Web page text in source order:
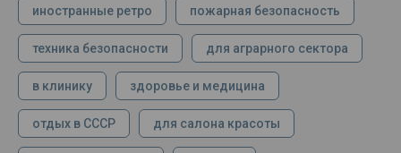
иностранные ретро пожарная безопасность
техника безопасности для аграрного сектора
в клинику здоровье и медицина
отдых в СССР для салона красоты